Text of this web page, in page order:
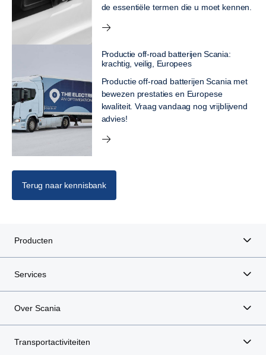
de essentiële termen die u moet kennen.
Productie off-road batterijen Scania:
krachtig, veilig, Europees
Productie off-road batterijen Scania met
bewezen prestaties en Europese
kwaliteit. Vraag vandaag nog vrijblijvend
advies!
Terug naar kennisbank
Producten
Services
Over Scania
Transportactiviteiten